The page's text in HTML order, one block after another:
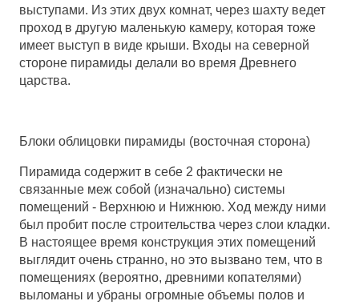
выступами. Из этих двух комнат, через шахту ведет
проход в другую маленькую камеру, которая тоже
имеет выступ в виде крыши. Входы на северной
стороне пирамиды делали во время Древнего
царства.
Блоки облицовки пирамиды (восточная сторона)
Пирамида содержит в себе 2 фактически не
связанные меж собой (изначально) системы
помещений - Верхнюю и Нижнюю. Ход между ними
был пробит после строительства через слои кладки.
В настоящее время конструкция этих помещений
выглядит очень странно, но это вызвано тем, что в
помещениях (вероятно, древними копателями)
выломаны и убраны огромные объемы полов и